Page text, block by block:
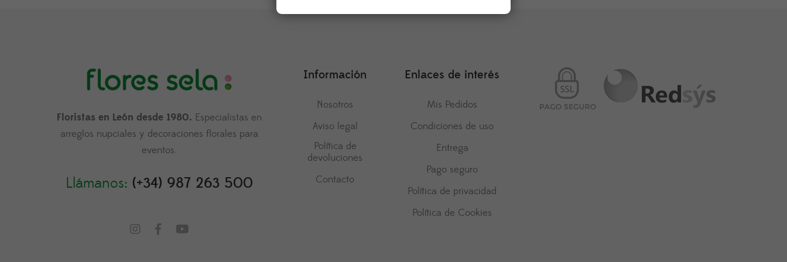
Floristas en León desde 1980. Especialistas en
arreglos nupciales y decoraciones florales para
eventos.
Llámanos: (+34) 987 263 500
Información
Nosotros
Aviso legal
Política de
devoluciones
Contacto
Enlaces de interés
Mis Pedidos
Condiciones de uso
Entrega
Pago seguro
Política de privacidad
Política de Cookies